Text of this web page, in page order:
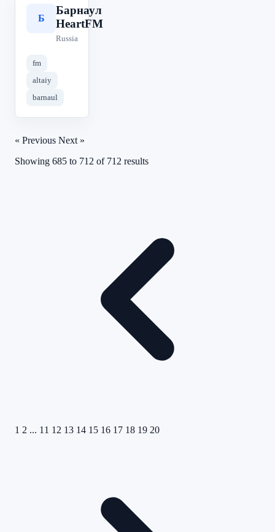
Б
Барнаул
HeartFM
Russia
fm
altaiy
barnaul
« Previous Next »
Showing 685 to 712 of 712 results
1 2 ... 11 12 13 14 15 16 17 18 19 20